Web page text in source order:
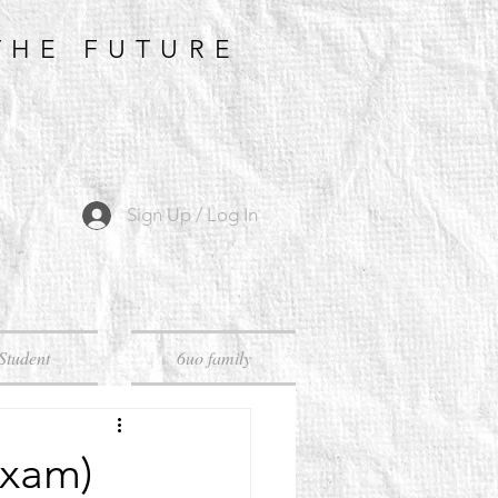
FUTURE
Sign Up / Log In
6uo family